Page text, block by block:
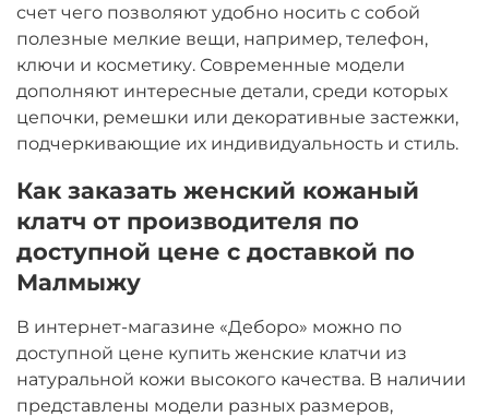
счет чего позволяют удобно носить с собой
полезные мелкие вещи, например, телефон,
ключи и косметику. Современные модели
дополняют интересные детали, среди которых
цепочки, ремешки или декоративные застежки,
подчеркивающие их индивидуальность и стиль.
Как заказать женский кожаный
клатч от производителя по
доступной цене с доставкой по
Малмыжу
В интернет-магазине «Деборо» можно по
доступной цене купить женские клатчи из
натуральной кожи высокого качества. В наличии
представлены модели разных размеров,